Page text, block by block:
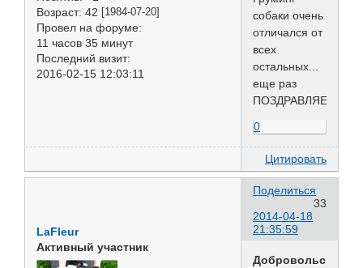
Возраст: 42 [1984-07-20]
Провел на форуме:
11 часов 35 минут
Последний визит:
2016-02-15 12:03:11
собаки очень
отличался от
всех
остальных...
еще раз
ПОЗДРАВЛЯЕМ!!!
0
Цитировать
Поделиться
33
2014-04-18
21:35:59
LaFleur
Активный участник
Добровольская